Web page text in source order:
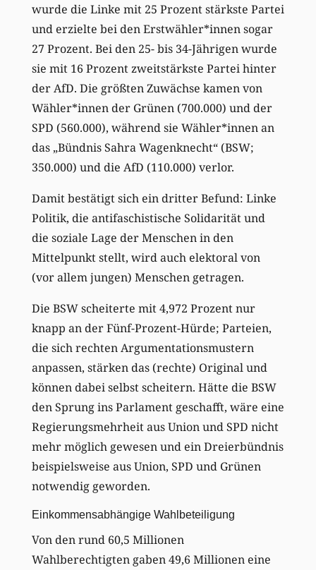
wurde die Linke mit 25 Prozent stärkste Partei
und erzielte bei den Erstwähler*innen sogar
27 Prozent. Bei den 25- bis 34-Jährigen wurde
sie mit 16 Prozent zweitstärkste Partei hinter
der AfD. Die größten Zuwächse kamen von
Wähler*innen der Grünen (700.000) und der
SPD (560.000), während sie Wähler*innen an
das „Bündnis Sahra Wagenknecht“ (BSW;
350.000) und die AfD (110.000) verlor.
Damit bestätigt sich ein dritter Befund: Linke
Politik, die antifaschistische Solidarität und
die soziale Lage der Menschen in den
Mittelpunkt stellt, wird auch elektoral von
(vor allem jungen) Menschen getragen.
Die BSW scheiterte mit 4,972 Prozent nur
knapp an der Fünf-Prozent-Hürde; Parteien,
die sich rechten Argumentationsmustern
anpassen, stärken das (rechte) Original und
können dabei selbst scheitern. Hätte die BSW
den Sprung ins Parlament geschafft, wäre eine
Regierungsmehrheit aus Union und SPD nicht
mehr möglich gewesen und ein Dreierbündnis
beispielsweise aus Union, SPD und Grünen
notwendig geworden.
Einkommensabhängige Wahlbeteiligung
Von den rund 60,5 Millionen
Wahlberechtigten gaben 49,6 Millionen eine